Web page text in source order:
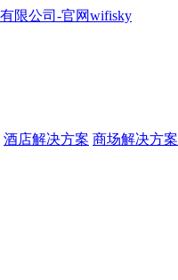
酒店解决方案 商场解决方案